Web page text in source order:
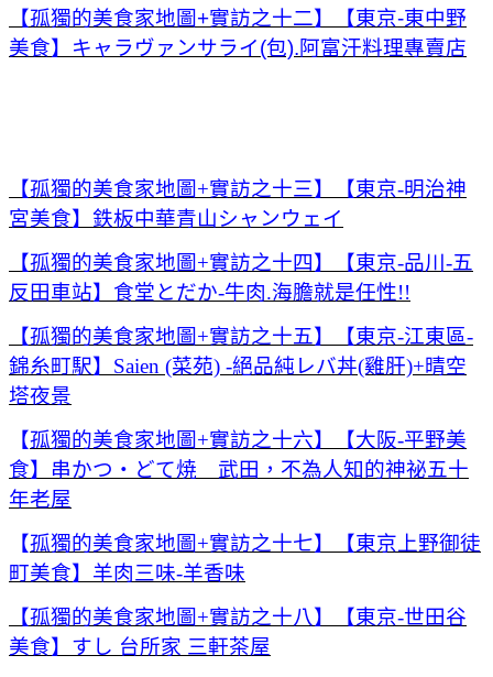
【孤獨的美食家地圖+實訪之十二】【東京-東中野
美食】キャラヴァンサライ(包).阿富汗料理專賣店
【孤獨的美食家地圖+實訪之十三】【東京-明治神
宮美食】鉄板中華青山シャンウェイ
【孤獨的美食家地圖+實訪之十四】【東京-品川-五
反田車站】食堂とだか-牛肉.海膽就是任性!!
【孤獨的美食家地圖+實訪之十五】【東京-江東區-
錦糸町駅】Saien (菜苑) -絕品純レバ丼(雞肝)+晴空
塔夜景
【孤獨的美食家地圖+實訪之十六】【大阪-平野美
食】串かつ・どて焼 武田，不為人知的神祕五十
年老屋
【孤獨的美食家地圖+實訪之十七】【東京上野御徒
町美食】羊肉三味-羊香味
【孤獨的美食家地圖+實訪之十八】【東京-世田谷
美食】すし 台所家 三軒茶屋